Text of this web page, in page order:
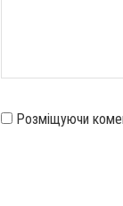
Розміщуючи